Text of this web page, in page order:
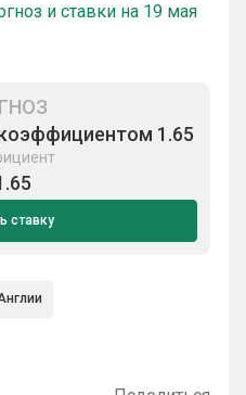
и ставки на 19 мая
1.65
ставку